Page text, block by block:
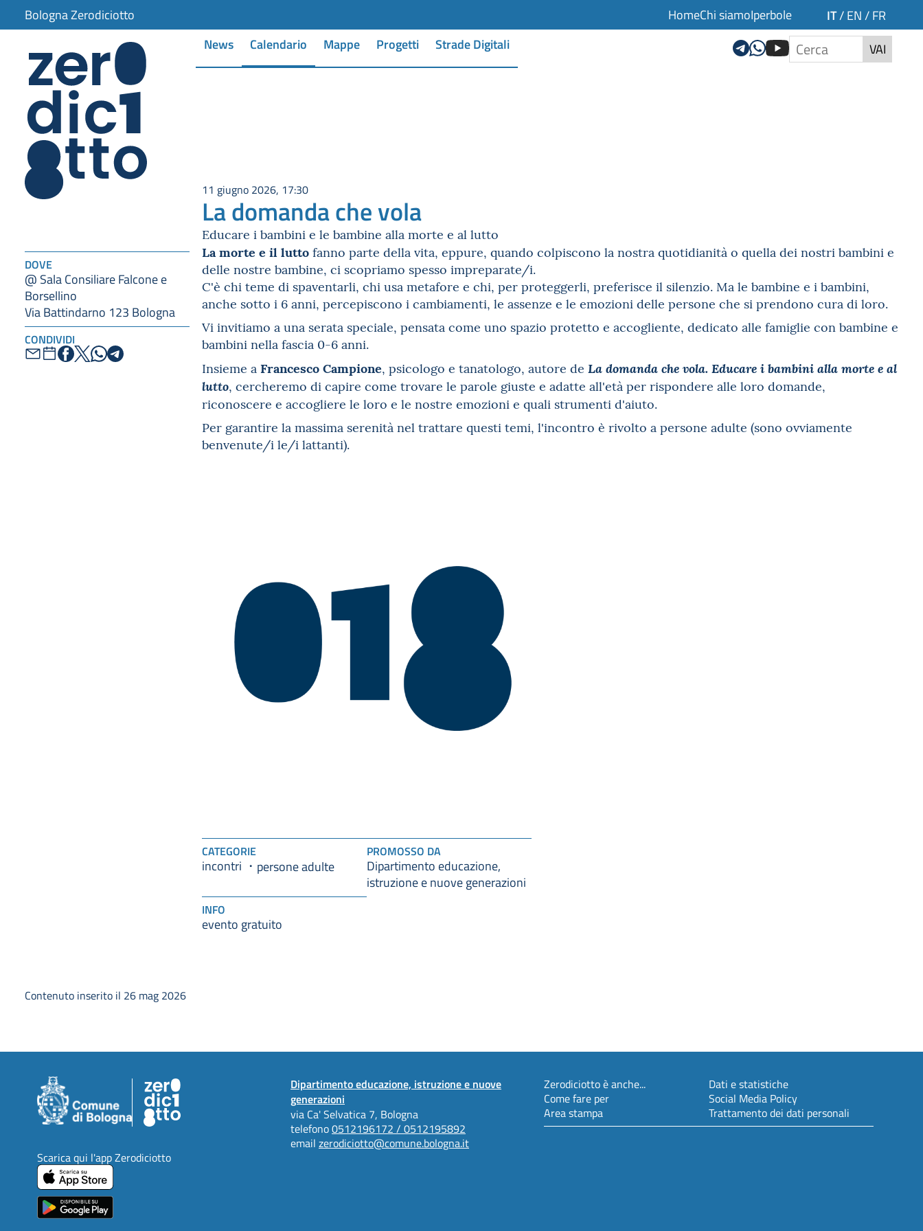
Bologna Zerodiciotto HomeChi siamoIperbole IT/ EN / FR
News Calendario Mappe Progetti Strade Digitali VAI
DOVE
@ Sala Consiliare Falcone e
Borsellino
Via Battindarno 123 Bologna
CONDIVIDI
11 giugno 2026, 17:30
La domanda che vola
Educare i bambini e le bambine alla morte e al lutto
La morte e il lutto fanno parte della vita, eppure, quando colpiscono la nostra quotidianità o quella dei nostri bambini e
delle nostre bambine, ci scopriamo spesso impreparate/i.
C'è chi teme di spaventarli, chi usa metafore e chi, per proteggerli, preferisce il silenzio. Ma le bambine e i bambini,
anche sotto i 6 anni, percepiscono i cambiamenti, le assenze e le emozioni delle persone che si prendono cura di loro.
Vi invitiamo a una serata speciale, pensata come uno spazio protetto e accogliente, dedicato alle famiglie con bambine e
bambini nella fascia 0-6 anni.
Insieme a Francesco Campione, psicologo e tanatologo, autore de La domanda che vola. Educare i bambini alla morte e al
lutto, cercheremo di capire come trovare le parole giuste e adatte all'età per rispondere alle loro domande,
riconoscere e accogliere le loro e le nostre emozioni e quali strumenti d'aiuto.
Per garantire la massima serenità nel trattare questi temi, l'incontro è rivolto a persone adulte (sono ovviamente
benvenute/i le/i lattanti).
CATEGORIE
incontri persone adulte
PROMOSSO DA
Dipartimento educazione,
istruzione e nuove generazioni
INFO
evento gratuito
Contenuto inserito il 26 mag 2026
Dipartimento educazione, istruzione e nuove
generazioni
via Ca' Selvatica 7, Bologna
telefono0512196172 / 0512195892
email zerodiciotto@comune.bologna.it
Zerodiciotto è anche...
Come fare per
Area stampa
Dati e statistiche
Social Media Policy
Trattamento dei dati personali
Scarica qui l'app Zerodiciotto